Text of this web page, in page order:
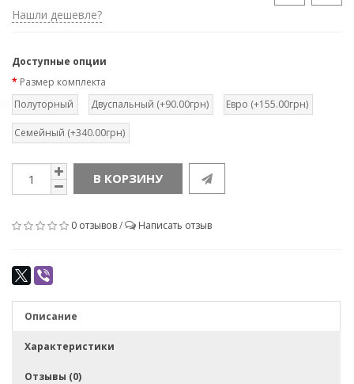
Нашли дешевле?
Доступные опции
Размер комплекта
Полуторный
Двуспальный (+90.00грн) Евро (+155.00грн)
Семейный (+340.00грн)
В КОРЗИНУ
0 отзывов/ Написать отзыв
Описание
Характеристики
Отзывы (0)